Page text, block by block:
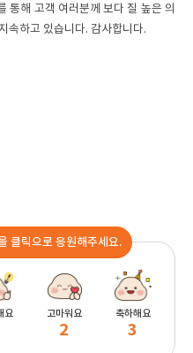
통해 고객 여러분께 보다 질 높은 의
속하고 있습니다. 감사합니다.
클릭으로 응원해주세요.
요 고마워요
2
축하해요
3